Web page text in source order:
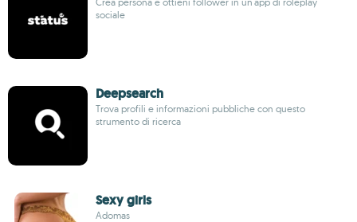
sociale
Deepsearch
Trova profili e informazioni pubbliche con questo
strumento di ricerca
Sexy girls
Adomas